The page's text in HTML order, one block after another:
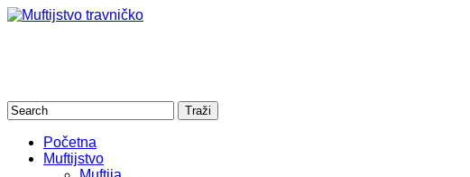
Početna
Muftijstvo